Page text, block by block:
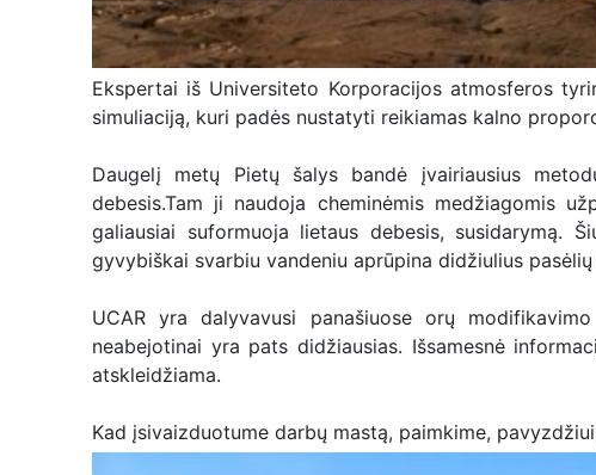
Ekspertai iš Universiteto Korporacijos atmosferos
simuliaciją, kuri padės nustatyti reikiamas kalno
Daugelį metų Pietų šalys bandė įvairiausius
debesis.Tam ji naudoja cheminėmis medžiagomis
galiausiai suformuoja lietaus debesis, susidarymą.
gyvybiškai svarbiu vandeniu aprūpina didžiulius pasėlių
UCAR yra dalyvavusi panašiuose orų
neabejotinai yra pats didžiausias. Išsamesnė
atskleidžiama.
Kad įsivaizduotume darbų mastą, paimkime,